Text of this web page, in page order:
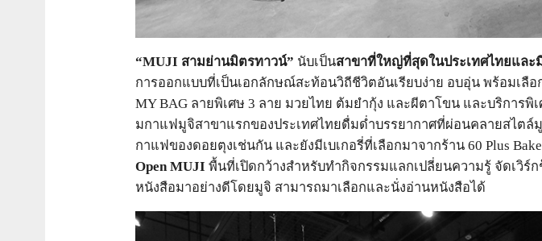
“MUJI สามย่านมิตรทาวน์” นับเป็นสาขาที่ใหญ่ที่สุดในประเทศไทยแล
การออกแบบที่เป็นเอกลักษณ์สะท้อนวิถีชีวิตอันเรียบง่าย อบอุ่น พร้อมเลื
MY BAG ลายพิเศษ 3 ลาย มวยไทย ต้มยำกุ้ง และผีตาโขน และบริการ
มกาแฟมูจิสาขาแรกของประเทศไทยดื่มด่ำบรรยากาศที่ผ่อนคลายสไตล์
กาแฟของดอยตุงเช่นกัน และยังมีเบเกอรี่ที่เลือกมาจากร้าน 60 Plus
Open MUJI พื้นที่เปิดกว้างสำหรับทำกิจกรรมแลกเปลี่ยนความรู้ จัดเวิ
หนังสือมาอย่างดีโดยมูจิ สามารถมาเลือกและนั่งอ่านหนังสือได้